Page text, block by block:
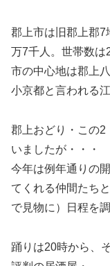
郡上市は旧郡上郡7
万7千人。世帯数は
市の中心地は郡上
小京都と言われる
郡上おどり・この2
いましたが・・・
今年は例年通りの
てくれる仲間たち
で見物に）日程を
踊りは20時から、